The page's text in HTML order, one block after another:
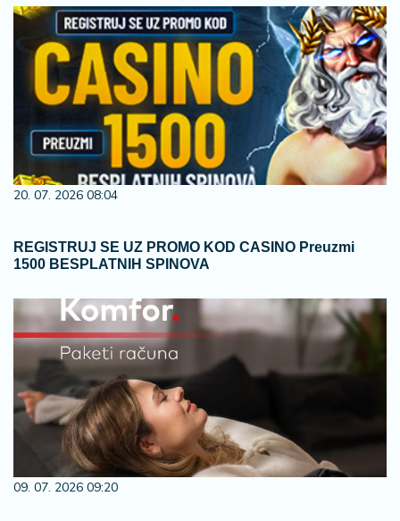
20. 07. 2026 08:04
REGISTRUJ SE UZ PROMO KOD CASINO Preuzmi
1500 BESPLATNIH SPINOVA
09. 07. 2026 09:20